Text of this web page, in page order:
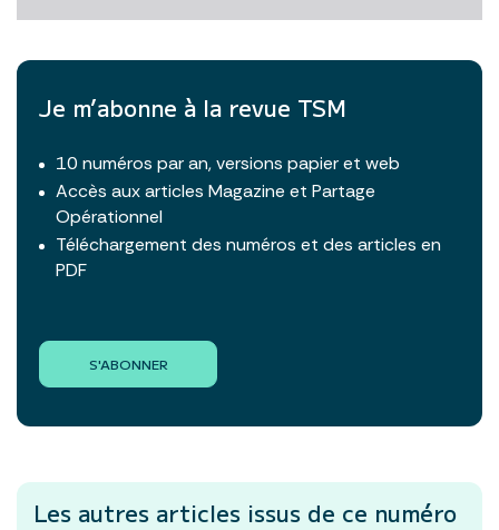
Je m’abonne à la revue TSM
10 numéros par an, versions papier et web
Accès aux articles Magazine et Partage
Opérationnel
Téléchargement des numéros et des articles en
PDF
S'ABONNER
Les autres articles issus de ce numéro